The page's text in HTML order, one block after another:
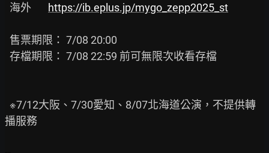
  海外
https://ib.eplus.jp/mygo_zepp2025_st
播服務